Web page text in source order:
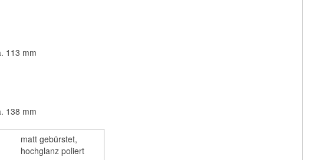
113 mm
138 mm
matt gebürstet,
hochglanz poliert